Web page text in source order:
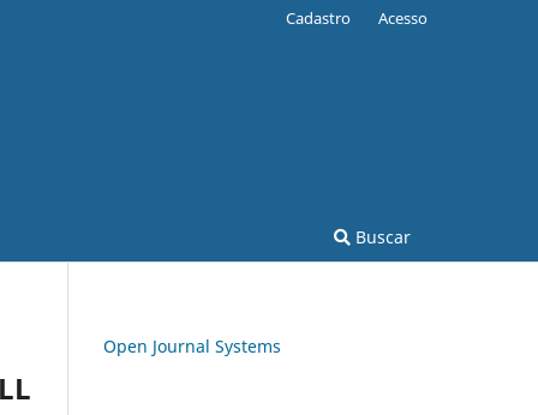
Buscar
Cadastro Acesso
Open Journal Systems